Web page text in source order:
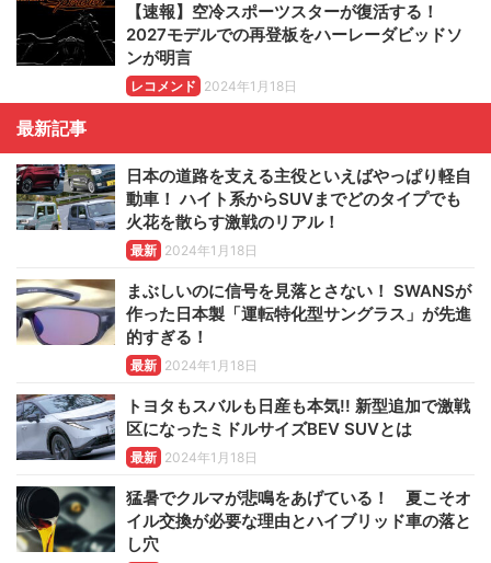
【速報】空冷スポーツスターが復活する！
2027モデルでの再登板をハーレーダビッドソ
ンが明言
レコメンド 2024年1月18日
最新記事
日本の道路を支える主役といえばやっぱり軽自
動車！ ハイト系からSUVまでどのタイプでも
火花を散らす激戦のリアル！
最新 2024年1月18日
まぶしいのに信号を見落とさない！ SWANSが
作った日本製「運転特化型サングラス」が先進
的すぎる！
最新 2024年1月18日
トヨタもスバルも日産も本気!! 新型追加で激戦
区になったミドルサイズBEV SUVとは
最新 2024年1月18日
猛暑でクルマが悲鳴をあげている！ 夏こそオ
イル交換が必要な理由とハイブリッド車の落と
し穴